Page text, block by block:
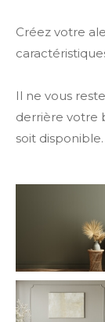
Créez votre
Il ne vous
derrière votre
soit disponible.